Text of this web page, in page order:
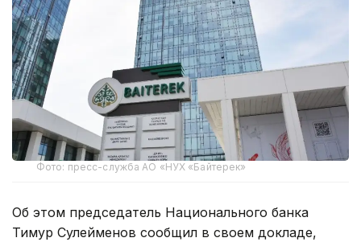
Фото: пресс-служба АО «НУХ «Байтерек»
Об этом председатель Национального банка
Тимур Сулейменов сообщил в своем докладе,